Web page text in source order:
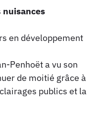
nuisances
en développement
Penhoët a vu son
de moitié grâce à
publics et la